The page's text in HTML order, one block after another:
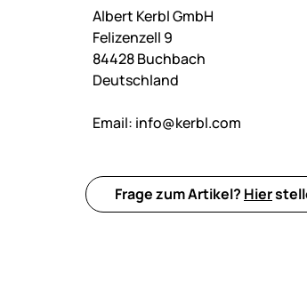
Albert Kerbl GmbH
Felizenzell 9
84428 Buchbach
Deutschland
Email: info@kerbl.com
Frage zum Artikel? Hier